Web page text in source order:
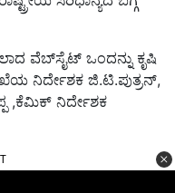
ವೆಬ್‌ಸೈಟ್‌ ಒಂದನ್ನು ಕೃಷಿ
ನಿರ್ದೇಶಕ ಜಿ.ಟಿ.ಪುತ್ರನ್,
,ಕೆಮಿಕ್‌ ನಿರ್ದೇಶಕ